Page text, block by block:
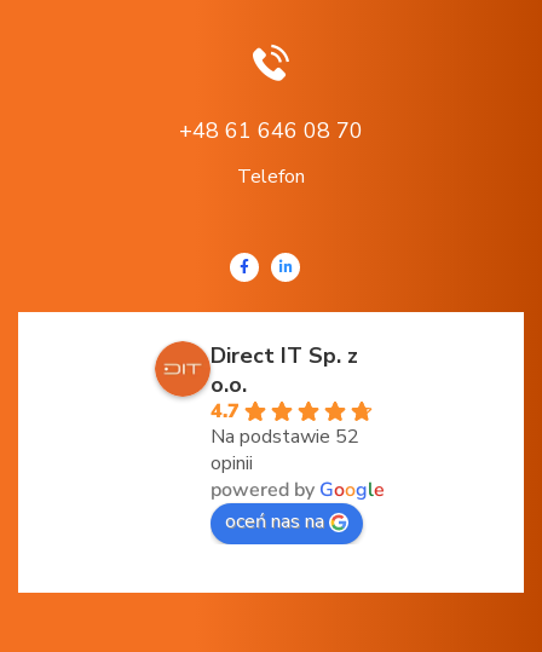
+48 61 646 08 70
Telefon
Direct IT Sp. z
o.o.
4.7
Na podstawie 52
opinii
powered by Google
oceń nas na